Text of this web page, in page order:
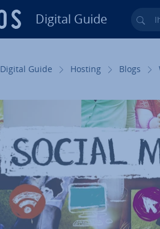
Digital Guide
Digital Guide Hosting Blogs